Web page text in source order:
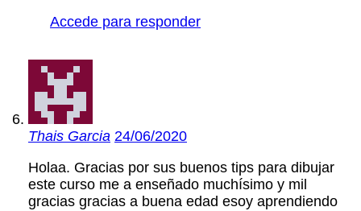
Accede para responder
Thais Garcia 24/06/2020
Holaa. Gracias por sus buenos tips para dibujar
este curso me a enseñado muchísimo y mil
gracias gracias a buena edad esoy aprendiendo